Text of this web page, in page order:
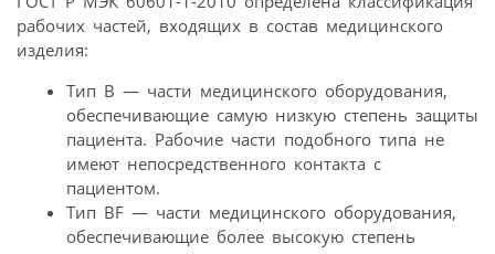
рабочих частей, входящих в состав медицинского
изделия:
Тип В — части медицинского оборудования,
обеспечивающие самую низкую степень защиты
пациента. Рабочие части подобного типа не
имеют непосредственного контакта с
пациентом.
Тип BF — части медицинского оборудования,
обеспечивающие более высокую степень